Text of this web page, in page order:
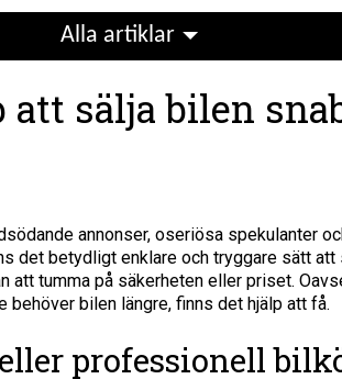
Alla artiklar
att sälja bilen
annonser, oseriösa spekulanter
det betydligt enklare och tryggare sätt
att tumma på säkerheten eller priset.
bilen längre, finns det hjälp att få.
professionell